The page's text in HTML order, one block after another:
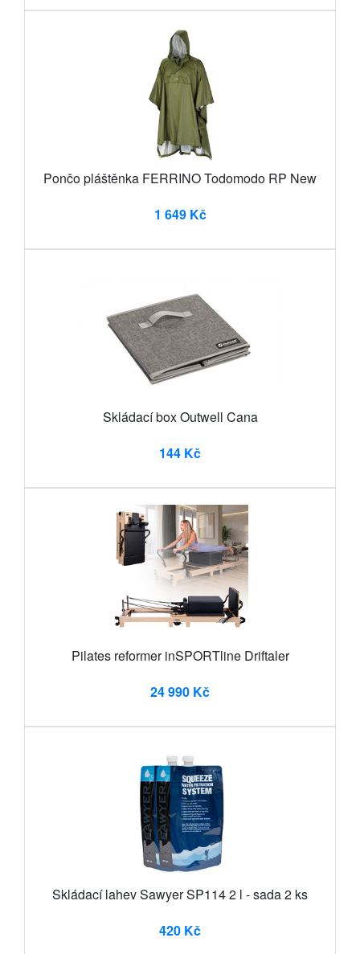
Pončo pláštěnka FERRINO Todomodo RP New
1 649 Kč
Skládací box Outwell Cana
144 Kč
Pilates reformer inSPORTline Driftaler
24 990 Kč
Skládací lahev Sawyer SP114 2 l - sada 2 ks
420 Kč